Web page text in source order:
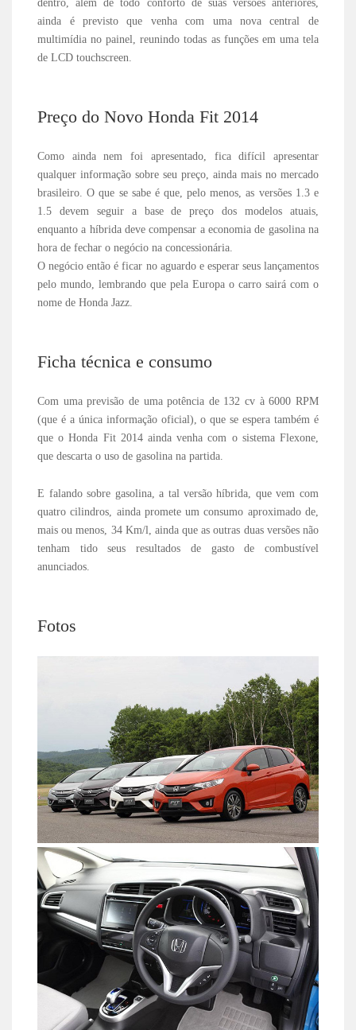
dentro, além de todo conforto de suas versões anteriores,
ainda é previsto que venha com uma nova central de
multimídia no painel, reunindo todas as funções em uma tela
de LCD touchscreen.
Preço do Novo Honda Fit 2014
Como ainda nem foi apresentado, fica difícil apresentar
qualquer informação sobre seu preço, ainda mais no mercado
brasileiro. O que se sabe é que, pelo menos, as versões 1.3 e
1.5 devem seguir a base de preço dos modelos atuais,
enquanto a híbrida deve compensar a economia de gasolina na
hora de fechar o negócio na concessionária.
O negócio então é ficar no aguardo e esperar seus lançamentos
pelo mundo, lembrando que pela Europa o carro sairá com o
nome de Honda Jazz.
Ficha técnica e consumo
Com uma previsão de uma potência de 132 cv à 6000 RPM
(que é a única informação oficial), o que se espera também é
que o Honda Fit 2014 ainda venha com o sistema Flexone,
que descarta o uso de gasolina na partida.
E falando sobre gasolina, a tal versão híbrida, que vem com
quatro cilindros, ainda promete um consumo aproximado de,
mais ou menos, 34 Km/l, ainda que as outras duas versões não
tenham tido seus resultados de gasto de combustível
anunciados.
Fotos